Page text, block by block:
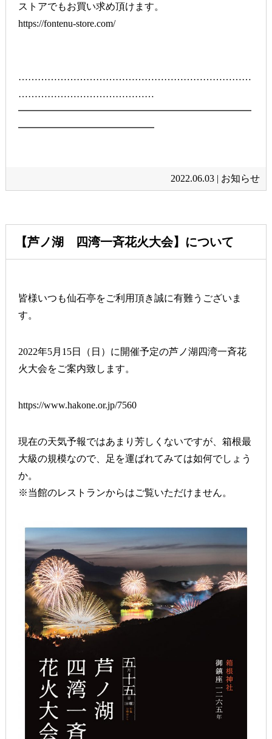
ストアでもお買い求め頂けます。
https://fontenu-store.com/
………………………………………………………………
……………………………………
━━━━━━━━━━━━━━━━━━━━━━━━
━━━━━━━━━━━━━━
2022.06.03 | お知らせ
【芦ノ湖 四湾一斉花火大会】について
皆様いつも仙石亭をご利用頂き誠に有難うございま
す。
2022年5月15日（日）に開催予定の芦ノ湖四湾一斉花
火大会をご案内致します。
https://www.hakone.or.jp/7560
現在の天気予報ではあまり芳しくないですが、箱根最
大級の規模なので、足を運ばれてみては如何でしょう
か。
※当館のレストランからはご覧いただけません。